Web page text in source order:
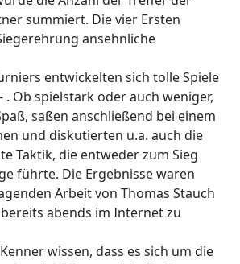
summiert. Die vier Ersten
ansehnliche
entwickelten sich tolle Spiele
. Ob spielstark oder auch weniger,
saßen anschließend bei einem
und diskutierten u.a. auch die
Taktik, die entweder zum Sieg
führte. Die Ergebnisse waren
Arbeit von Thomas Stauch
abends im Internet zu
Kenner wissen, dass es sich um die